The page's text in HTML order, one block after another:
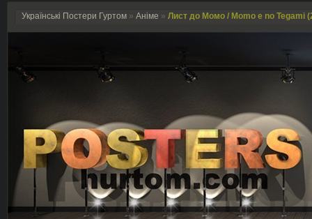
Українські Постери Гуртом » Аніме » Лист до Момо / Momo e no Tegami